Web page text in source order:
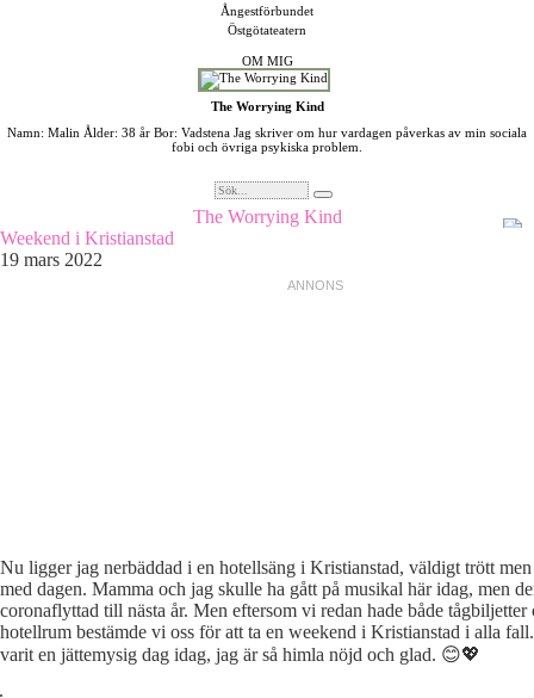
Ångestförbundet
Östgötateatern
OM MIG
The Worrying Kind
Namn: Malin Ålder: 38 år Bor: Vadstena Jag skriver om hur vardagen påverkas av min sociala
fobi och övriga psykiska problem.
The Worrying Kind
Weekend i Kristianstad
19 mars 2022
Nu ligger jag nerbäddad i en hotellsäng i Kristianstad, väldigt trött
med dagen. Mamma och jag skulle ha gått på musikal här idag, men
coronaflyttad till nästa år. Men eftersom vi redan hade både tågbiljetter
hotellrum bestämde vi oss för att ta en weekend i Kristianstad i alla
varit en jättemysig dag idag, jag är så himla nöjd och glad. 😊💖